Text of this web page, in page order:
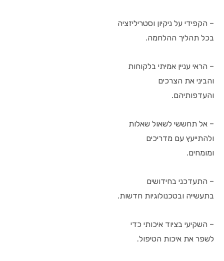
– הקפידי על ניקיון וסטריליזציה
בכל תהליך ההלחמה.
– הראי עניין אמיתי בלקוחות
והביני את הצרכים
והעדפותיהם.
– אל תחששי לשאול שאלות
ולהתייעץ עם מדריכים
ומומחים.
– התעדכני בחידושים
בתעשייה ובטכנולוגיות חדשות.
– השקיעי בציוד איכותי כדי
לשפר את איכות הטיפול.